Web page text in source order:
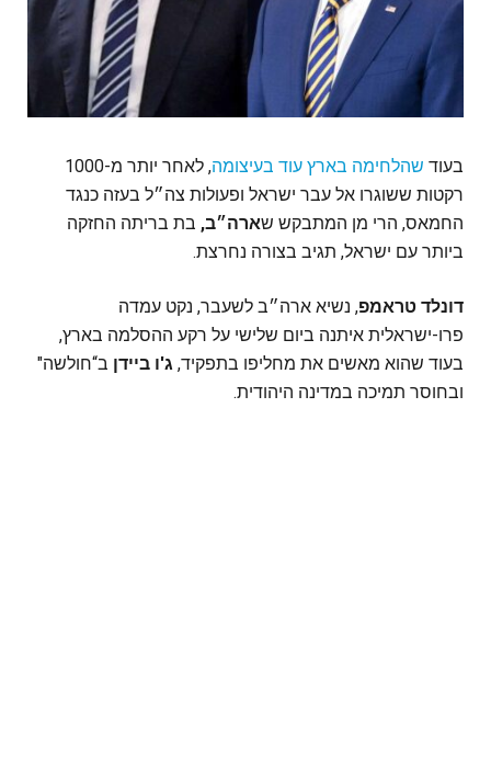
בעוד שהלחימה בארץ עוד בעיצומה
, לאחר יותר מ-1000
רקטות ששוגרו אל עבר ישראל ופעולות צה״ל בעזה כנגד
החמאס, הרי מן המתבקש שארה״ב, בת בריתה החזקה
ביותר עם ישראל, תגיב בצורה נחרצת.
דונלד טראמפ, נשיא ארה״ב לשעבר, נקט עמדה
פרו-ישראלית איתנה ביום שלישי על רקע ההסלמה בארץ,
בעוד שהוא מאשים את מחליפו בתפקיד, ג'ו ביידן ב“חולשה"
ובחוסר תמיכה במדינה היהודית.